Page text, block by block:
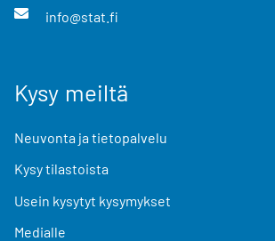
info@stat.fi
Kysy meiltä
Neuvonta ja tietopalvelu
Kysy tilastoista
Usein kysytyt kysymykset
Medialle